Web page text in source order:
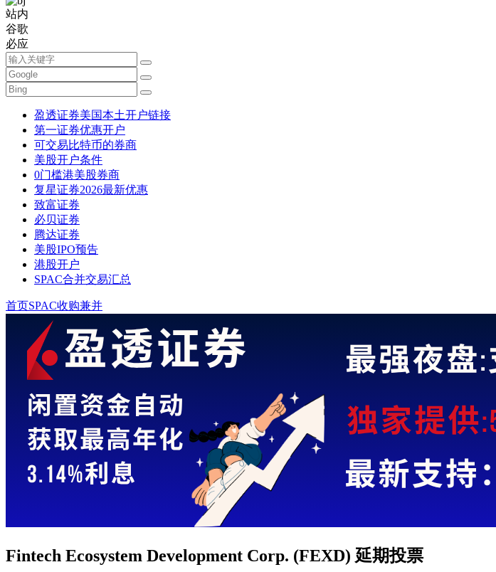
站内
谷歌
必应
盈透证券美国本土开户链接
第一证券优惠开户
可交易比特币的券商
美股开户条件
0门槛港美股券商
复星证券2026最新优惠
致富证券
必贝证券
腾达证券
美股IPO预告
港股开户
SPAC合并交易汇总
首页SPAC收购兼并
Fintech Ecosystem Development Corp. (FEXD) 延期投票